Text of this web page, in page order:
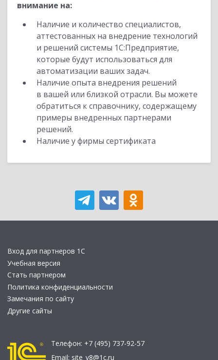
внимание на:
Наличие и количество специалистов,
аттестованных на внедрение технологий
и решений системы 1С:Предприятие,
которые будут использоваться для
автоматизации ваших задач.
Наличие опыта внедрения решений
в вашей или близкой отрасли. Вы можете
обратиться к справочнику, содержащему
примеры внедренных партнерами
решений.
Наличие у фирмы сертификата
Вход для партнеров 1С
Учебная версия
Стать партнером
Политика конфиденциальности
Замечания по сайту
Другие сайты
Телефон: +7 (495) 737-92-57
Email: site_v8@1c.ru